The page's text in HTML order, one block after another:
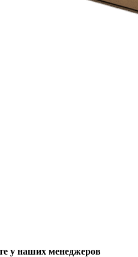
у наших менеджеров